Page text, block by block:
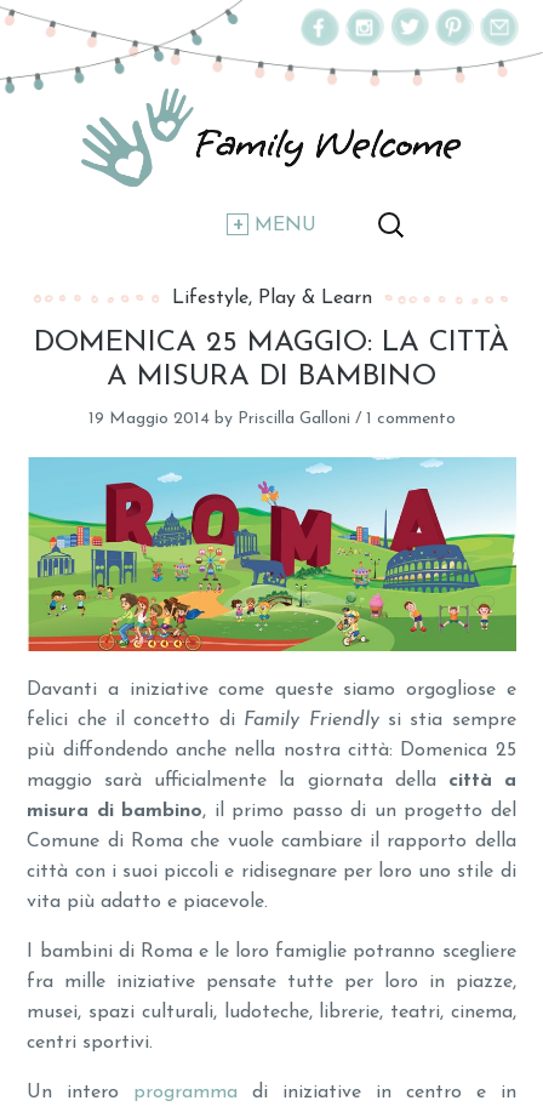
MENU
Lifestyle Play & Learn
DOMENICA 25 MAGGIO: LA CITTÀ
A MISURA DI BAMBINO
19 Maggio 2014by Priscilla Galloni / 1 commento
Davanti a iniziative come queste siamo orgogliose e
felici che il concetto di Family Friendlysi stia sempre
più diffondendo anche nella nostra città: Domenica 25
maggio sarà ufficialmente la giornata della città a
misura di bambino, il primo passo di un progetto del
Comune di Roma che vuole cambiare il rapporto della
città con i suoi piccoli e ridisegnare per loro uno stile di
vita più adatto e piacevole.
I bambini di Roma e le loro famiglie potranno scegliere
fra mille iniziative pensate tutte per loro in piazze,
musei, spazi culturali, ludoteche, librerie, teatri, cinema,
centri sportivi.
Un intero programma di iniziative in centro e in